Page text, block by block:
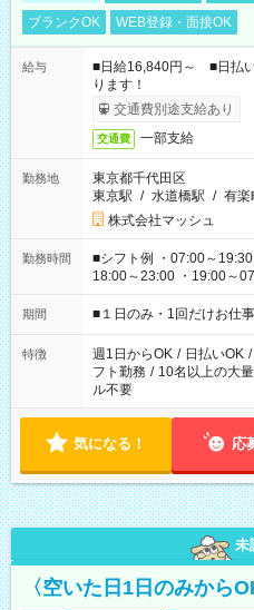
ブランクOK
WEB登録・面接OK
給与
■日給16,840円～ ■日払
ります！
交通費別途支給あり
交通費 一部支給
勤務地
東京都千代田区
東京駅 / 水道橋駅 / 有楽
株式会社マッシュ
勤務時間
■シフト例 ・07:00～
18:00～23:00 ・19:00～
etc ★最短で3時間で5,120円のお仕事から 15時間で2万円近く稼
げるお仕事も！ ご希望のお時間に合わせてご紹介！ ※シフトは
ください！
期間 ■１日のみ・1回だけお仕事
特徴 週1日からOK / 日払いOK /
フト勤務 / 10名以上の大
ル不要
気になる！ 応
未
〈空いた日1日のみから